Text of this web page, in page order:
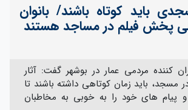
باید کوتاه باشند/ بانوان
پخش فیلم در مساجد هستند
کننده مردمی عمار در بوشهر گفت: آثار
مسجد، باید زمان کوتاهی داشته باشند تا
و پیام های خود را به خوبی به مخاطبان